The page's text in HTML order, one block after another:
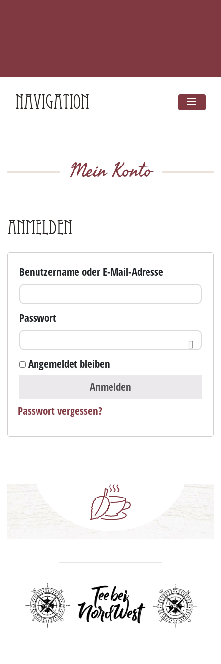
Navigation
Mein Konto
Anmelden
Benutzername oder E-Mail-Adresse
Passwort
Angemeldet bleiben
Anmelden
Passwort vergessen?